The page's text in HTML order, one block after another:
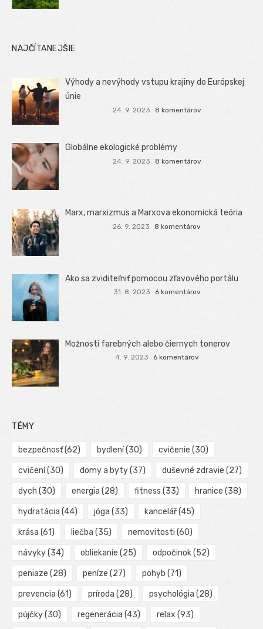
NAJČÍTANEJŠIE
Výhody a nevýhody vstupu krajiny do Európskej
únie
24. 9. 2023 8 komentárov
Globálne ekologické problémy
24. 9. 2023 8 komentárov
Marx, marxizmus a Marxova ekonomická teória
26. 9. 2023 8 komentárov
Ako sa zviditeľniť pomocou zľavového portálu
31. 8. 2023 6 komentárov
Možnosti farebných alebo čiernych tonerov
4. 9. 2023 6 komentárov
TÉMY
bezpečnosť(62) bydlení(30) cvičenie (30)
cvičení(30) domy a byty(37) duševné zdravie (27)
dych (30) energia (28) fitness (33) hranice (38)
hydratácia (44) jóga (33) kancelář(45)
krása (61) liečba (35) nemovitosti (60)
návyky(34) obliekanie (25) odpočinok(52)
peniaze (28) peníze (27) pohyb (71)
prevencia (61) príroda (28) psychológia (28)
půjčky(30) regenerácia (43) relax (93)